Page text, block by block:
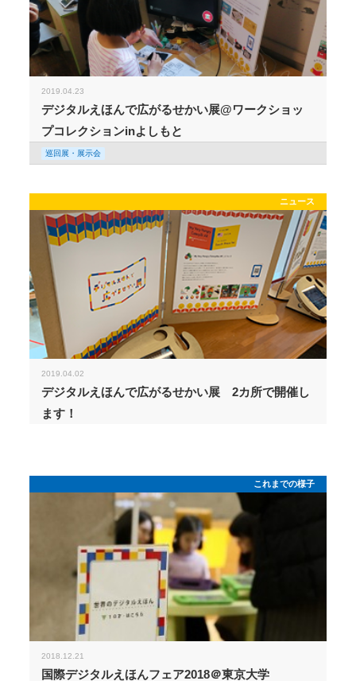
2019.04.23
デジタルえほんで広がるせかい展@ワークショッ
プコレクションinよしもと
巡回展・展示会
ニュース
2019.04.02
デジタルえほんで広がるせかい展 2カ所で開催し
ます！
これまでの様子
2018.12.21
国際デジタルえほんフェア2018＠東京大学